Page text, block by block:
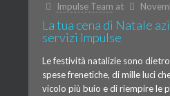
Impulse Team at
La tua cena di Natale
servizi Impulse
Le festività natalizie sono
spese frenetiche, di mille luci
vicolo più buio e di riempire le